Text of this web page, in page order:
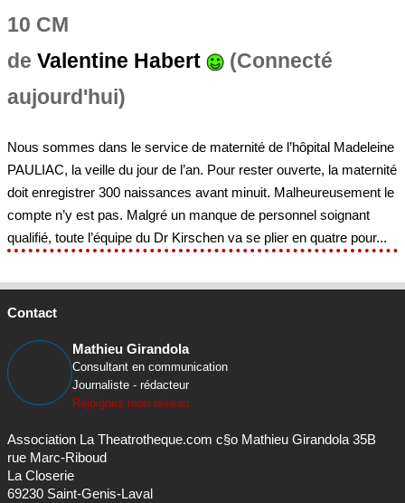
10 CM
de Valentine Habert
(Connecté
aujourd'hui)
Nous sommes dans le service de maternité de l’hôpital Madeleine
PAULIAC, la veille du jour de l’an. Pour rester ouverte, la maternité
doit enregistrer 300 naissances avant minuit. Malheureusement le
compte n’y est pas. Malgré un manque de personnel soignant
qualifié, toute l’équipe du Dr Kirschen va se plier en quatre pour...
Contact
Mathieu Girandola
Consultant en communication
Journaliste - rédacteur
Rejoignez mon réseau
Association La Theatrotheque.com c§o Mathieu Girandola 35B
rue Marc-Riboud
La Closerie
69230 Saint-Genis-Laval